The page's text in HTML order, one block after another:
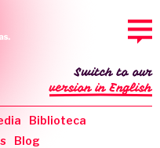
Biblioteca
Blog
Switch to our
version in English